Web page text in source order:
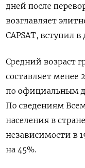
дней после
возглавляет
CAPSAT, вступил
Средний возраст
составляет менее
по официальным
По сведениям
населения в
независимости в
на 45%.